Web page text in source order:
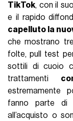
TikTok, con il suo
e il rapido
capelluto la
che mostrano
folte, pull test
sottili di cuoio
trattamenti
estremamente
fanno parte di
all’acquisto o